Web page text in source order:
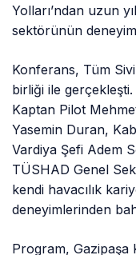
Yolları’ndan uzun
sektörünün
Konferans, Tüm
birliği ile
Kaptan Pilot
Yasemin Duran,
Vardiya Şefi Adem
TÜSHAD Genel
kendi havacılık
deneyimlerinden
Program, Gazipaşa